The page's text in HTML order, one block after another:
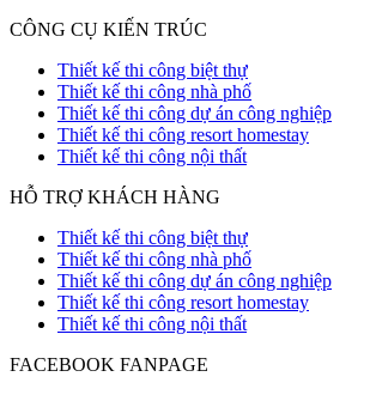
CÔNG CỤ KIẾN TRÚC
Thiết kế thi công biệt thự
Thiết kế thi công nhà phố
Thiết kế thi công dự án công nghiệp
Thiết kế thi công resort homestay
Thiết kế thi công nội thất
HỖ TRỢ KHÁCH HÀNG
Thiết kế thi công biệt thự
Thiết kế thi công nhà phố
Thiết kế thi công dự án công nghiệp
Thiết kế thi công resort homestay
Thiết kế thi công nội thất
FACEBOOK FANPAGE